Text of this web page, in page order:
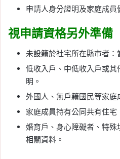
申請人身分證明及家庭成員
視申請資格另外準備
未設籍於社宅所在縣市者：
低收入戶、中低收入戶或
明。
外國人、無戶籍國民等家庭
家庭成員持有公同共有住宅
婚育戶、身心障礙者、特
相關資料。